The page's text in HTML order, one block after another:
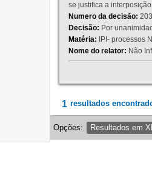
se justifica a
Numero da decisão:
Decisão: Por
Matéria: IPI- processos
Nome do relator: Não
1 resultados
Opções: Resultados em